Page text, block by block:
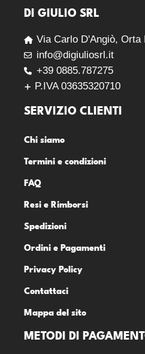
DI GIULIO SRL
Via Carlo D'Angiò, Orta
info@digiuliosrl.it
+39 0885.787275
P.IVA 03635320710
SERVIZIO CLIENTI
Chi siamo
Termini e condizioni
FAQ
Resi e Rimborsi
Spedizioni
Ordini e Pagamenti
Privacy Policy
Contattaci
Mappa del sito
METODI DI